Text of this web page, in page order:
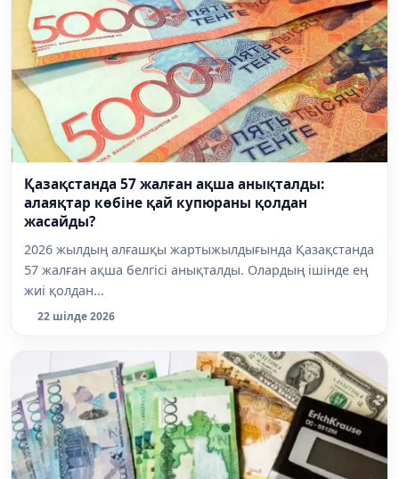
Қазақстанда 57 жалған ақша анықталды:
алаяқтар көбіне қай купюраны қолдан
жасайды?
2026 жылдың алғашқы жартыжылдығында Қазақстанда
57 жалған ақша белгісі анықталды. Олардың ішінде ең
жиі қолдан...
22 шілде 2026